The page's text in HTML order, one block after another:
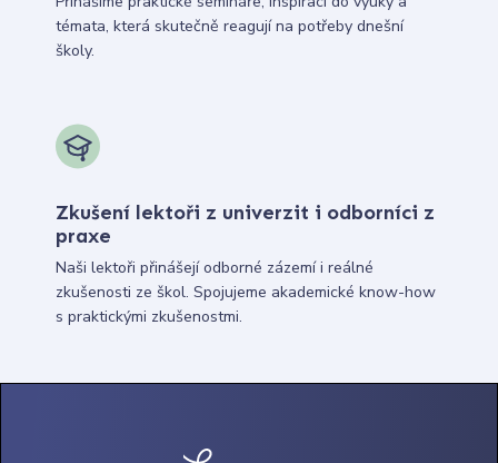
témata, která skutečně reagují na potřeby dnešní
školy.
Zkušení lektoři z univerzit i odborníci z
praxe
Naši lektoři přinášejí odborné zázemí i reálné
zkušenosti ze škol. Spojujeme akademické know-how
s praktickými zkušenostmi.